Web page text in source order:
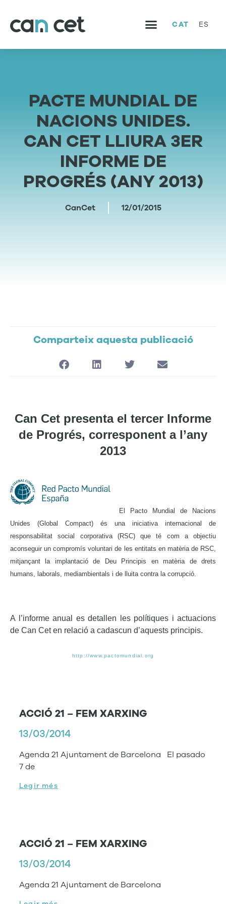
CAT ES
PACTE MUNDIAL DE
NACIONS UNIDES.
CAN CET LLIURA 3ER
INFORME DE
PROGRÉS (ANY 2013)
CanCet 12/01/2015
Comparteix aquesta publicació
Can Cet presenta el tercer Informe
de Progrés, corresponent a l’any
2013
El Pacto Mundial de Nacions
Unides (Global Compact) és una iniciativa internacional de
responsabilitat social corporativa (RSC) que té com a objectiu
aconseguir un compromís voluntari de les entitats en matèria de RSC,
mitjançant la implantació de Deu Principis en matèria de drets
humans, laborals, mediambientals i de lluita contra la corrupció.
A l’informe anual es detallen les polítiques i actuacions
de Can Cet en relació a cadascun d’aquests principis.
http://www.pactomundial.org
ACCIÓ 21 – FEM XARXING
13/03/2014
Agenda 21 Ajuntament de Barcelona El pasado
7 de
Legir més
ACCIÓ 21 – FEM XARXING
13/03/2014
Agenda 21 Ajuntament de Barcelona